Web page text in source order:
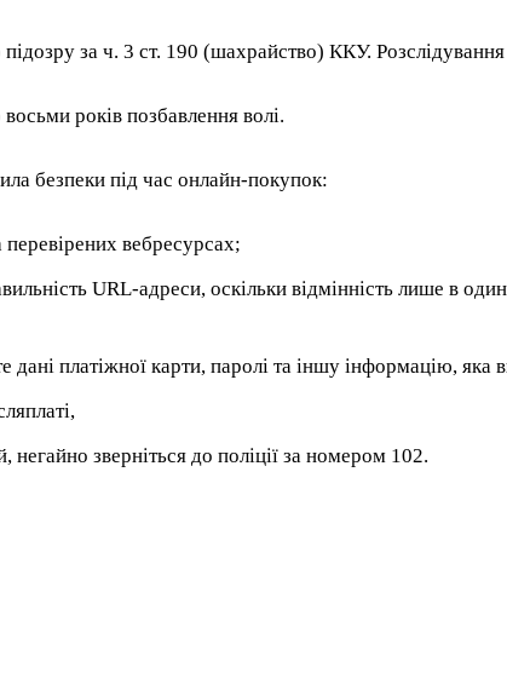
за ч. 3 ст. 190 (шахрайство) ККУ. Розслідування
років позбавлення волі.
безпеки під час онлайн-покупок:
вебресурсах;
URL-адреси, оскільки відмінність лише в
дані платіжної карти, паролі та іншу інформацію, яка
негайно зверніться до поліції за номером 102.